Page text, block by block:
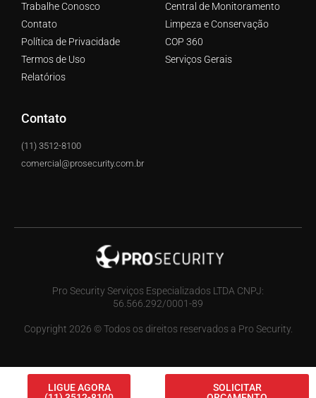
Trabalhe Conosco
Contato
Política de Privacidade
Termos de Uso
Relatórios
Central de Monitoramento
Limpeza e Conservação
COP 360
Serviços Gerais
Contato
(11) 3512-8100
comercial@prosecurity.com.br
Pro Security Serviços Especializados LTDA CNPJ:
56.566.292/0001-89
Copyright 2026 © Todos os direitos reservados a Pro Security.
LIGUE AGORA
SOLICITAR